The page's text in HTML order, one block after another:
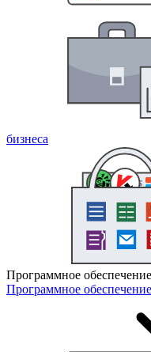
бизнеса
Программное обеспечение
Программное обеспечение